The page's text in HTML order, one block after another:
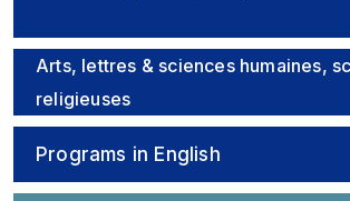
Arts, lettres & sciences humaines,
religieuses
Programs in English